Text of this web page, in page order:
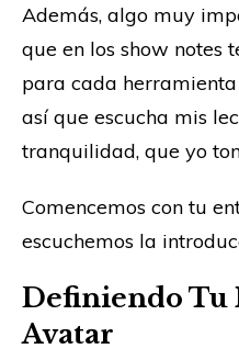
Además, algo muy
que en los show notes
para cada
así que escucha mis
tranquilidad, que yo
Comencemos con tu
escuchemos la
Definiendo Tu
Avatar